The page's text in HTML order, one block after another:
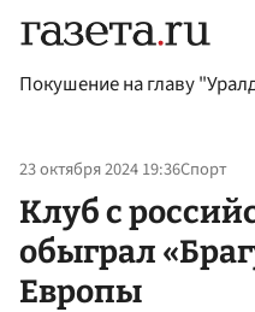
Покушение на главу
23 октября 2024 19:36Спорт
Клуб с
обыграл
Европы